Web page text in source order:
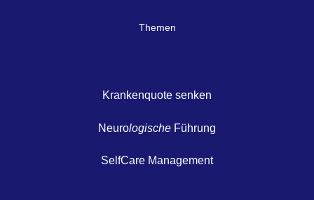
Themen
Krankenquote senken
Neurologische Führung
SelfCare Management